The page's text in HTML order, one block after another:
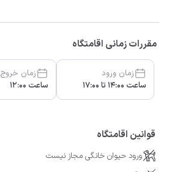
مقررات زمانی اقامتگاه
زمان ورود
ساعت 14:00 تا 17:00
زمان خروج
ساعت 12:00
قوانین اقامتگاه
ورود حیوان خانگی مجاز نیست